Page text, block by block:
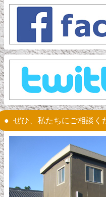
ぜひ、私たちにご相談く